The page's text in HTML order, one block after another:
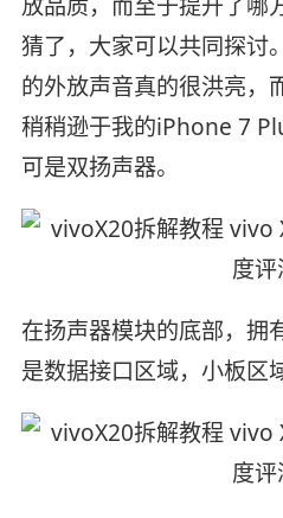
放品质，而至于提升了哪
猜了，大家可以共同探讨
的外放声音真的很洪亮，
稍稍逊于我的iPhone 7
可是双扬声器。
在扬声器模块的底部，拥
是数据接口区域，小板区